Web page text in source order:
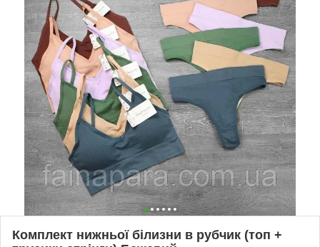
Комплект нижньої білизни в рубчик (топ +